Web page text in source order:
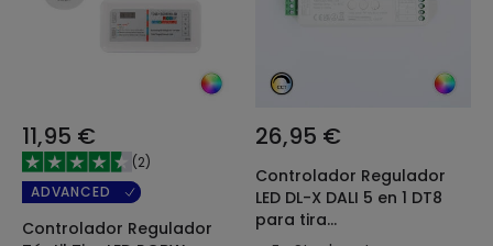
11,95 €
(2)
ADVANCED
Controlador Regulador
26,95 €
Controlador Regulador
LED DL-X DALI 5 en 1 DT8
para tira